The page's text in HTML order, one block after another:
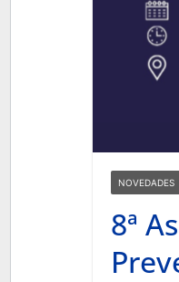
NOVEDADES
8ª